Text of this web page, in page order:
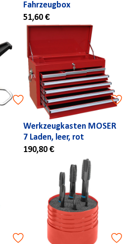
Fahrzeugbox
51,60 €
Werkzeugkasten MOSER
7 Laden, leer, rot
190,80 €